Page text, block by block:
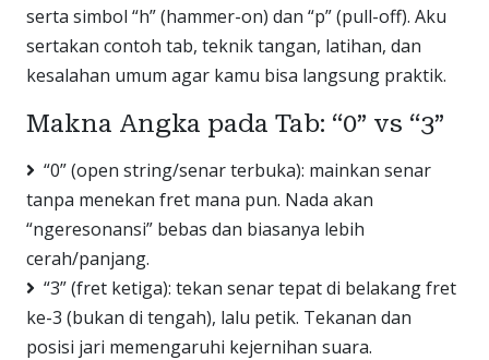
serta simbol “h” (hammer-on) dan “p” (pull-off). Aku
sertakan contoh tab, teknik tangan, latihan, dan
kesalahan umum agar kamu bisa langsung praktik.
Makna Angka pada Tab: “0” vs “3”
“0” (open string/senar terbuka): mainkan senar
tanpa menekan fret mana pun. Nada akan
“ngeresonansi” bebas dan biasanya lebih
cerah/panjang.
“3” (fret ketiga): tekan senar tepat di belakang fret
ke-3 (bukan di tengah), lalu petik. Tekanan dan
posisi jari memengaruhi kejernihan suara.